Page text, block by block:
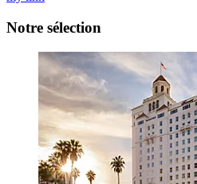
Notre sélection